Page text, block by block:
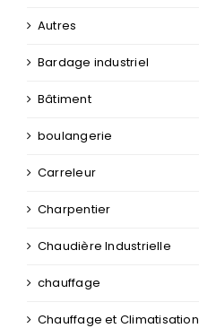
Autres
Bardage industriel
Bâtiment
boulangerie
Carreleur
Charpentier
Chaudière Industrielle
chauffage
Chauffage et Climatisation